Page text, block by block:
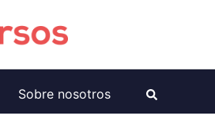
Sobre nosotros